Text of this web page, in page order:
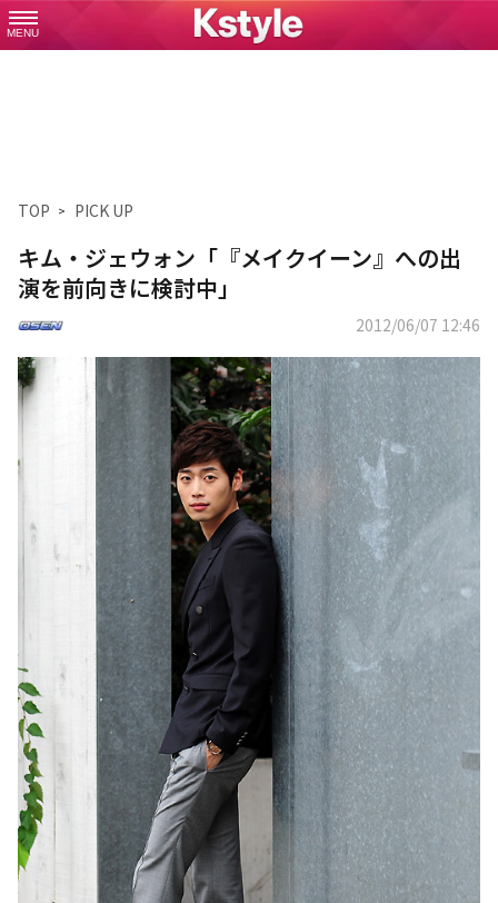
MENU
TOP PICK UP
キム・ジェウォン「『メイクイーン』への出
演を前向きに検討中」
2012/06/07 12:46